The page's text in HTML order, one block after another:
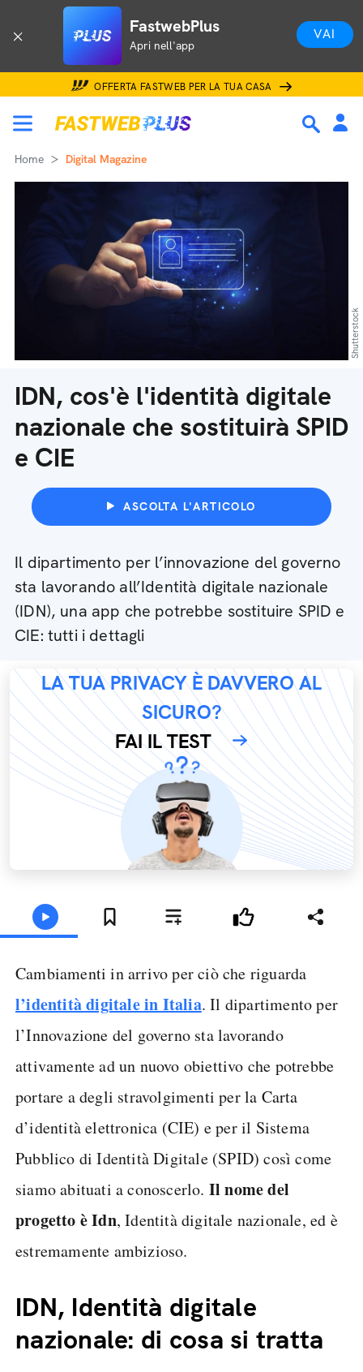
FastwebPlus
Apri nell'app
VAI
OFFERTA FASTWEB PER LA TUA CASA
Home Digital Magazine
IDN, cos'è l'identità digitale
nazionale che sostituirà SPID
e CIE
ASCOLTA L'ARTICOLO
Il dipartimento per l’innovazione del governo
sta lavorando all’Identità digitale nazionale
(IDN), una app che potrebbe sostituire SPID e
CIE: tutti i dettagli
Shutterstock
LA TUA PRIVACY È DAVVERO AL
SICURO?
FAI IL TEST
Cambiamenti in arrivo per ciò che riguarda
l’identità digitale in Italia. Il dipartimento per
l’Innovazione del governo sta lavorando
attivamente ad un nuovo obiettivo che potrebbe
portare a degli stravolgimenti per la Carta
d’identità elettronica (CIE) e per il Sistema
Pubblico di Identità Digitale (SPID) così come
siamo abituati a conoscerlo. Il nome del
progetto è Idn, Identità digitale nazionale, ed è
estremamente ambizioso.
IDN, Identità digitale
nazionale: di cosa si tratta